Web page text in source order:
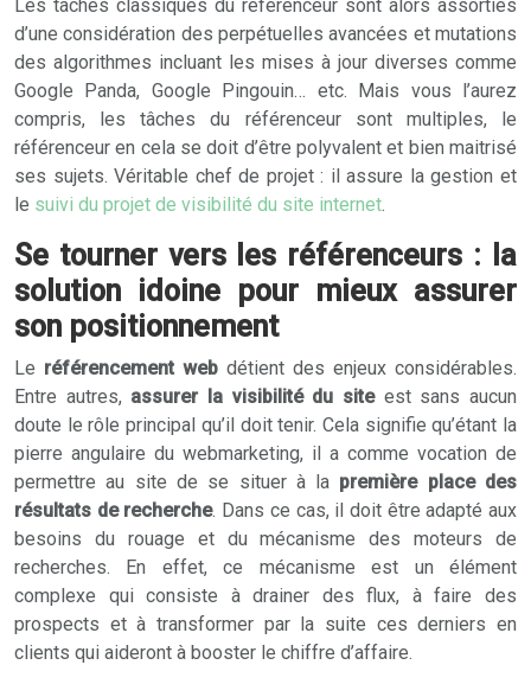
Les tâches classiques du référenceur sont alors assorties
d’une considération des perpétuelles avancées et mutations
des algorithmes incluant les mises à jour diverses comme
Google Panda, Google Pingouin… etc. Mais vous l’aurez
compris, les tâches du référenceur sont multiples, le
référenceur en cela se doit d’être polyvalent et bien maitrisé
ses sujets. Véritable chef de projet : il assure la gestion et
le suivi du projet de visibilité du site internet.
Se tourner vers les référenceurs : la
solution idoine pour mieux assurer
son positionnement
Le référencement web détient des enjeux considérables.
Entre autres, assurer la visibilité du siteest sans aucun
doute le rôle principal qu’il doit tenir. Cela signifie qu’étant la
pierre angulaire du webmarketing, il a comme vocation de
permettre au site de se situer à la première place des
résultats de recherche. Dans ce cas, il doit être adapté aux
besoins du rouage et du mécanisme des moteurs de
recherches. En effet, ce mécanisme est un élément
complexe qui consiste à drainer des flux, à faire des
prospects et à transformer par la suite ces derniers en
clients qui aideront à booster le chiffre d’affaire.